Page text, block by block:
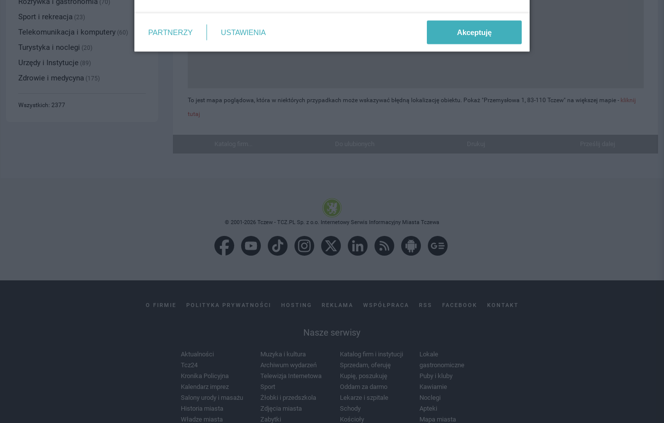
To jest mapa poglądowa, która w niektórych przypadkach może wskazywać błędną lokalizację obiektu. Pokaż "Przemysłowa 1, 83-110 Tczew" na większej mapie - kliknij
tutaj
(70)
Sport i rekreacja (23)
Telekomunikacja i komputery (60)
Turystyka i noclegi (20)
Urzędy i Instytucje (89)
Zdrowie i medycyna (175)
Wszystkich: 2377
© 2001-2026 Tczew - TCZ.PL Sp. z o.o. Internetowy Serwis Informacyjny Miasta Tczewa
O FIRMIE POLITYKA PRYWATNOŚCI HOSTING REKLAMA WSPÓŁPRACA RSS FACEBOOK KONTAKT
Nasze serwisy
Aktualności
Tcz24
Kronika Policyjna
Kalendarz imprez
Salony urody i masażu
Historia miasta
Władze miasta
Muzyka i kultura
Archiwum wydarzeń
Telewizja Internetowa
Sport
Żłobki i przedszkola
Zdjęcia miasta
Zabytki
Katalog firm i instytucji
Sprzedam, oferuję
Kupię, poszukuję
Oddam za darmo
Lekarze i szpitale
Schody
Kościoły
Lokale
gastronomiczne
Puby i kluby
Kawiarnie
Noclegi
Apteki
Mapa miasta
PARTNERZY USTAWIENIA Akceptuję